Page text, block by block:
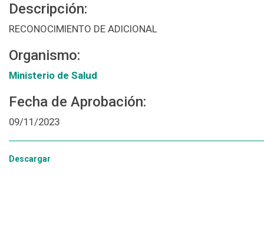
Descripción:
RECONOCIMIENTO DE ADICIONAL
Organismo:
Ministerio de Salud
Fecha de Aprobación:
09/11/2023
Descargar